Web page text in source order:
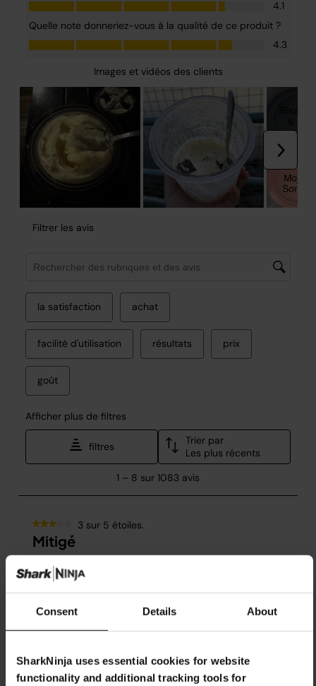
Consent Details About
SharkNinja uses essential cookies for website
functionality and additional tracking tools for